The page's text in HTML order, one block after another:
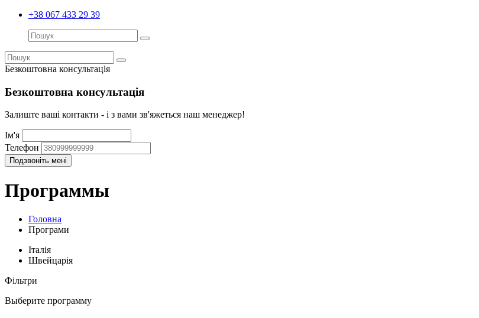
+38 067 433 29 39
Безкоштовна консультація
Безкоштовна консультація
Залиште ваші контакти - і з вами зв'яжеться наш менеджер!
Ім'я
Телефон
Программы
Головна
Програми
Італія
Швейцарія
Фільтри
Выберите программу